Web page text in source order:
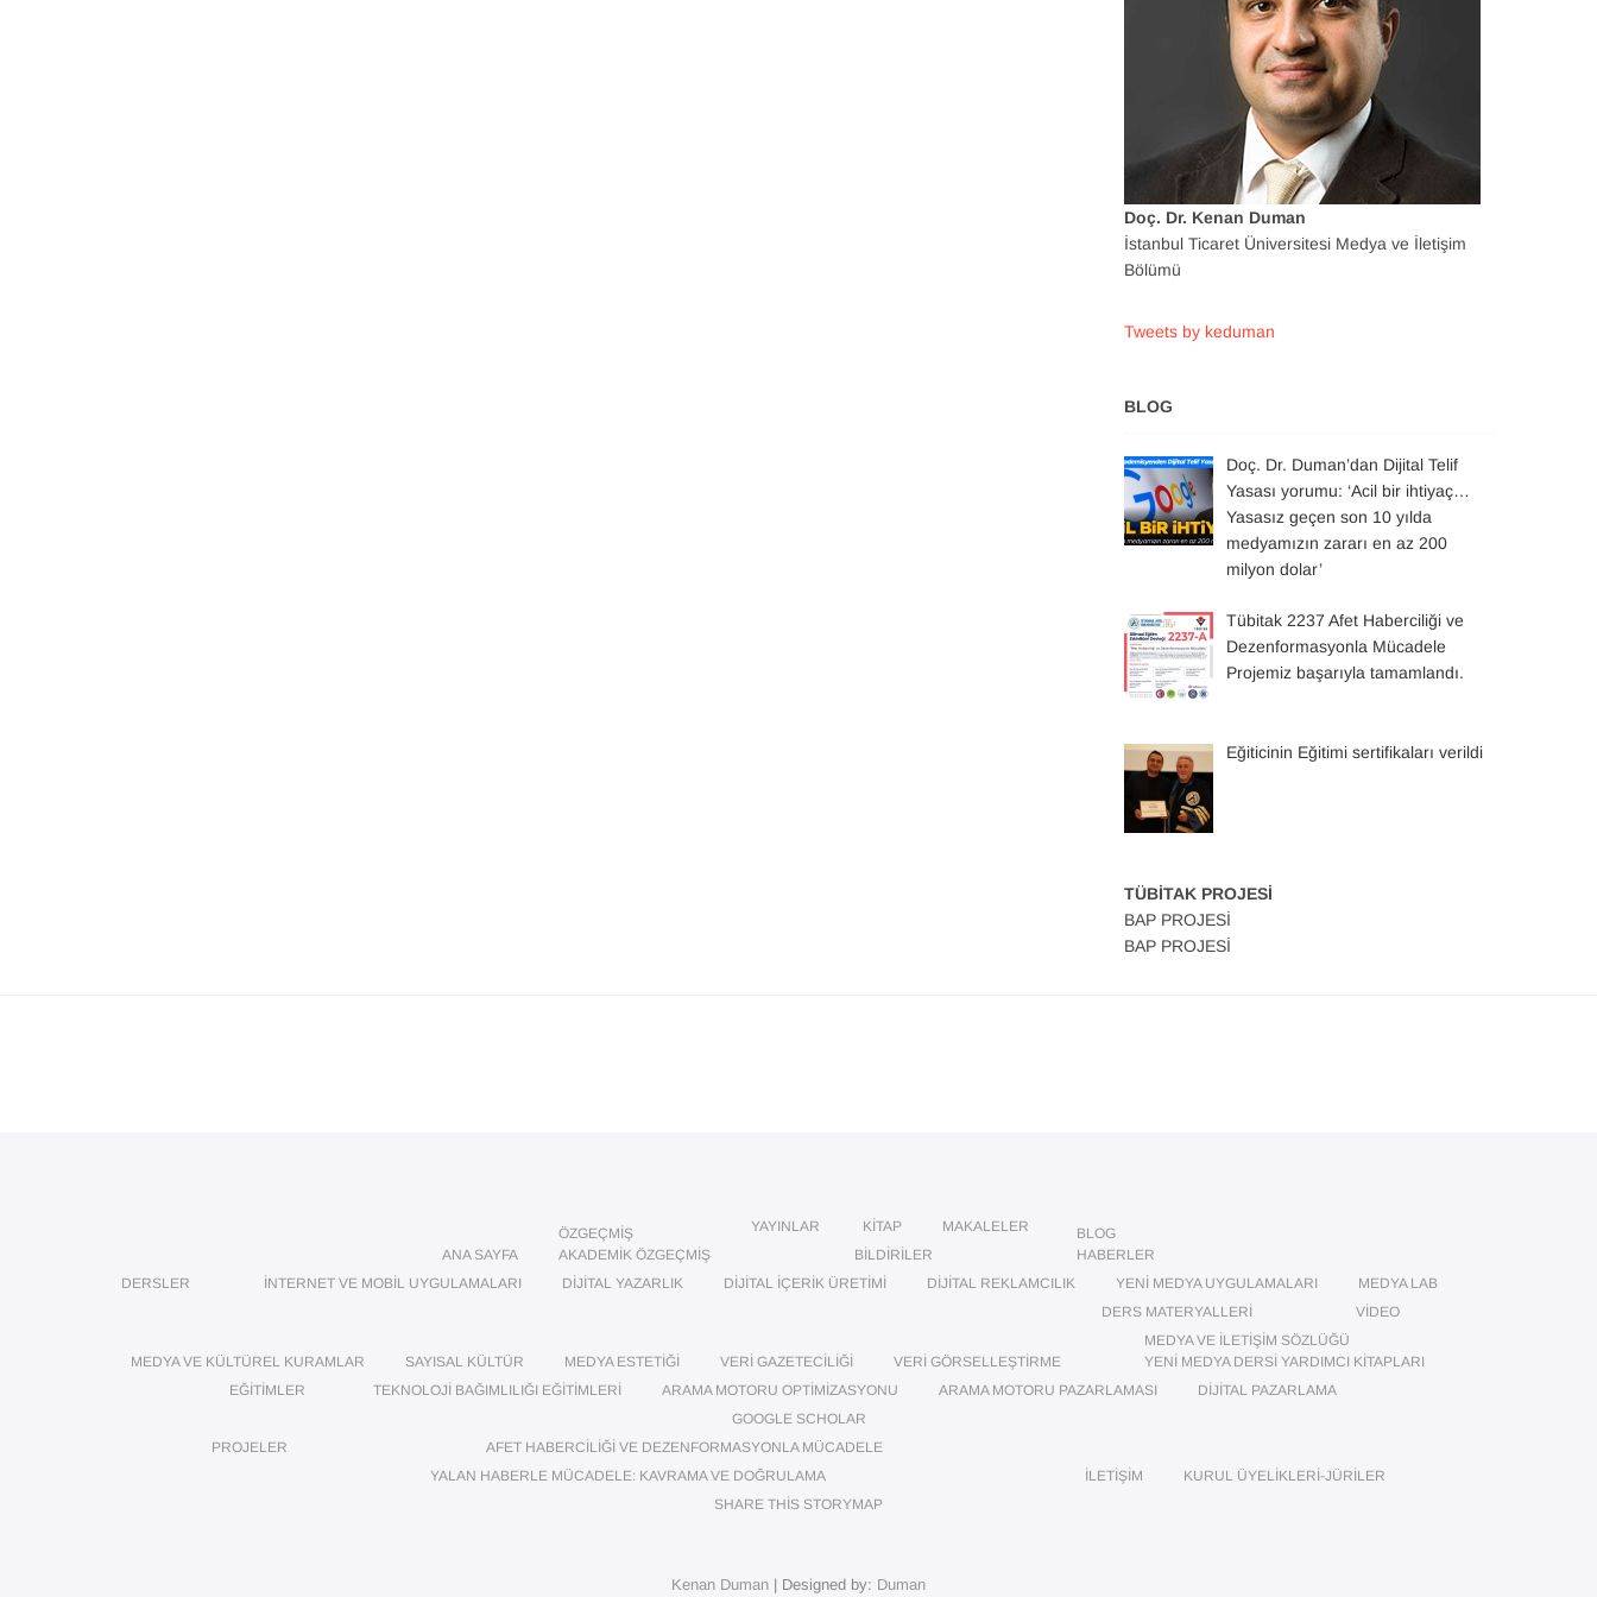
Doç. Dr. Kenan Duman
İstanbul Ticaret Üniversitesi Medya ve İletişim
Bölümü
Tweets by keduman
BLOG
Doç. Dr. Duman’dan Dijital Telif
Yasası yorumu: ‘Acil bir ihtiyaç…
Yasasız geçen son 10 yılda
medyamızın zararı en az 200
milyon dolar’
Tübitak 2237 Afet Haberciliği ve
Dezenformasyonla Mücadele
Projemiz başarıyla tamamlandı.
Eğiticinin Eğitimi sertifikaları verildi
TÜBİTAK PROJESİ
BAP PROJESİ
BAP PROJESİ
ANA SAYFA
ÖZGEÇMIŞ
AKADEMIK ÖZGEÇMIŞ
YAYINLAR KITAP
MAKALELER
BILDIRILER
BLOG
HABERLER
DERSLER
İNTERNET VE MOBIL UYGULAMALARI DIJITAL YAZARLIK DIJITAL İÇERIK ÜRETIMI DIJITAL REKLAMCILIK YENI MEDYA UYGULAMALARI MEDYA LAB
MEDYA VE KÜLTÜREL KURAMLAR SAYISAL KÜLTÜR MEDYA ESTETIĞI VERI GAZETECILIĞI VERI GÖRSELLEŞTIRME
DERS MATERYALLERI
VIDEO
MEDYA VE İLETIŞIM SÖZLÜĞÜ
YENI MEDYA DERSI YARDIMCI KITAPLARI
EĞITIMLER
TEKNOLOJI BAĞIMLILIĞI EĞITIMLERI ARAMA MOTORU OPTIMIZASYONU ARAMA MOTORU PAZARLAMASI
DIJITAL PAZARLAMA
GOOGLE SCHOLAR
PROJELER
AFET HABERCILIĞI VE DEZENFORMASYONLA MÜCADELE
YALAN HABERLE MÜCADELE: KAVRAMA VE DOĞRULAMA
İLETIŞIM
KURUL ÜYELIKLERI-JÜRILER
SHARE THIS STORYMAP
Kenan Duman | Designed by: Duman